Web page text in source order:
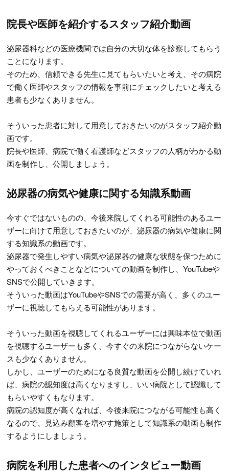
院長や医師を紹介するスタッフ紹介動画
泌尿器科などの医療機関では自分の大切な体を診察してもらう
ことになります。
そのため、信頼できる先生に見てもらいたいと考え、その病院
で働く医師やスタッフの情報を事前にチェックしたいと考える
患者も少なくありません。
そういった患者に対して用意しておきたいのがスタッフ紹介動
画です。
院長や医師、病院で働く看護師などスタッフの人柄がわかる動
画を制作し、公開しましょう。
泌尿器の病気や健康に関する知識系動画
今すぐではないものの、今後来院してくれる可能性のあるユー
ザーに向けて用意しておきたいのが、泌尿器の病気や健康に関
する知識系の動画です。
泌尿器で発生しやすい病気や泌尿器の健康な状態を保つために
やっておくべきことなどについての動画を制作し、YouTubeや
SNSで公開していきます。
そういった動画はYouTubeやSNSでの需要が高く、多くのユー
ザーに視聴してもらえる可能性があります。
そういった動画を視聴してくれるユーザーには興味本位で動画
を視聴するユーザーも多く、今すぐの来院につながらないケー
スも少なくありません。
しかし、ユーザーのためになる良質な動画を公開し続けていれ
ば、病院の認知度は高くなりますし、いい病院として認識して
もらいやすくもなります。
病院の認知度が高くなれば、今後来院につながる可能性も高く
なるので、見込み顧客を増やす施策として知識系の動画も制作
するようにしましょう。
病院を利用した患者へのインタビュー動画